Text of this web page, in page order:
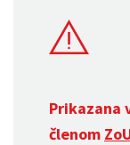
Prikazana
členom